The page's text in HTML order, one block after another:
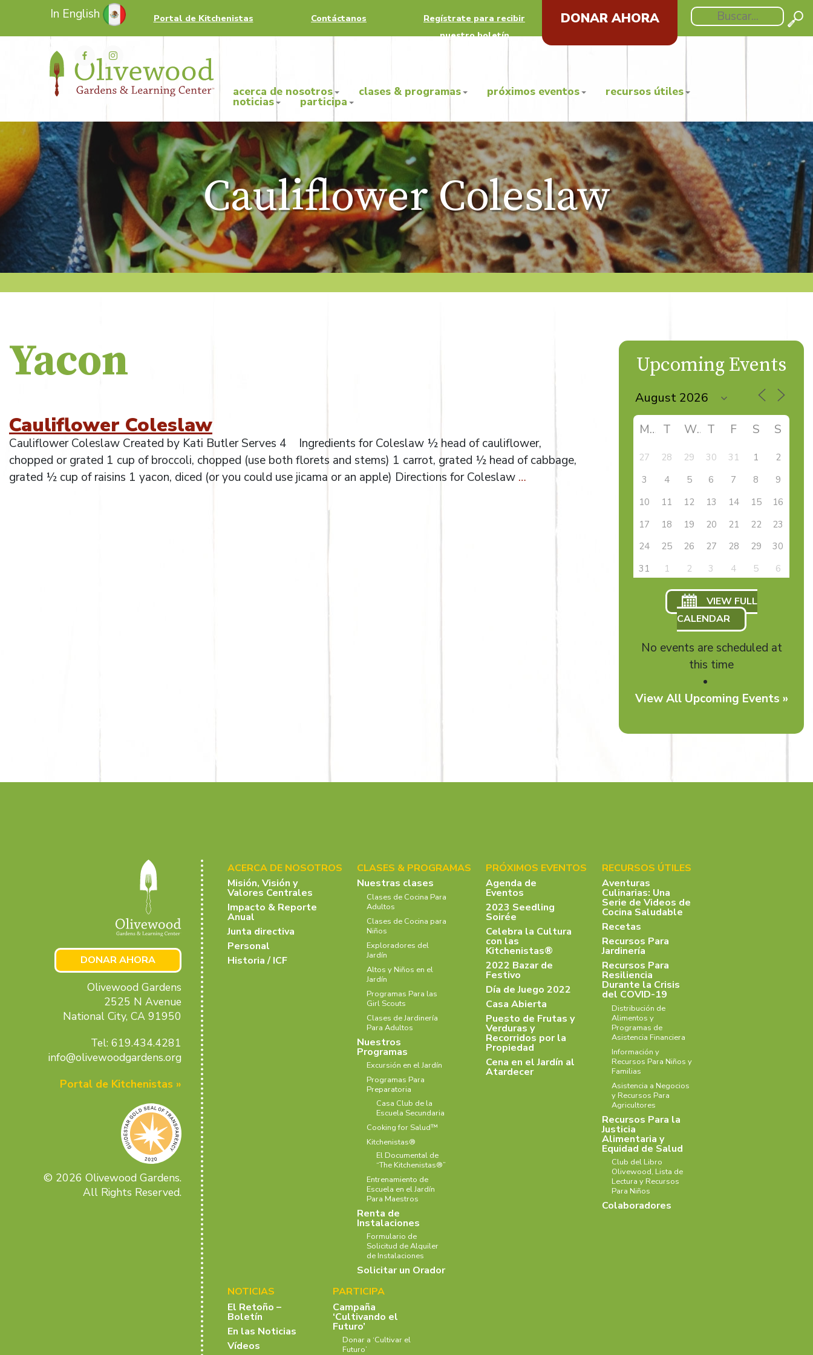
In English Portal de Kitchenistas Contáctanos
Regístrate para recibir
nuestro boletín
DONAR AHORA
acerca de nosotros clases & programas próximos eventos recursos útiles
noticias participa
Cauliflower Coleslaw
Yacon
Cauliflower Coleslaw
Cauliflower Coleslaw Created by Kati Butler Serves 4 Ingredients for Coleslaw ½ head of cauliflower,
chopped or grated 1 cup of broccoli, chopped (use both florets and stems) 1 carrot, grated ½ head of cabbage,
grated ½ cup of raisins 1 yacon, diced (or you could use jicama or an apple) Directions for Coleslaw …
Upcoming Events
M T W T F S S
27 28 29 30 31 1
2
3
4 5 6 7 8
9
10
11 12 13 14 15
16
17
18 19 20 21 22
23
24
25 26 27 28 29
30
31
1 2 3 4 5 6
VIEW FULL
CALENDAR
No events are scheduled at
this time
View All Upcoming Events »
DONAR AHORA
Olivewood Gardens
2525 N Avenue
National City, CA 91950
Tel: 619.434.4281
info@olivewoodgardens.org
Portal de Kitchenistas »
© 2026 Olivewood Gardens.
All Rights Reserved.
ACERCA DE NOSOTROS
Misión, Visión y
Valores Centrales
Impacto & Reporte
Anual
Junta directiva
Personal
Historia / ICF
CLASES & PROGRAMAS
Nuestras clases
Clases de Cocina Para
Adultos
Clases de Cocina para
Niños
Exploradores del
Jardín
Altos y Niños en el
Jardín
Programas Para las
Girl Scouts
Clases de Jardinería
Para Adultos
Nuestros
Programas
Excursión en el Jardín
Programas Para
Preparatoria
Casa Club de la
Escuela Secundaria
Cooking for Salud™
Kitchenistas®
El Documental de
“The Kitchenistas®”
Entrenamiento de
Escuela en el Jardín
Para Maestros
Renta de
Instalaciones
Formulario de
Solicitud de Alquiler
de Instalaciones
Solicitar un Orador
PRÓXIMOS EVENTOS
Agenda de
Eventos
2023 Seedling
Soirée
Celebra la Cultura
con las
Kitchenistas®
2022 Bazar de
Festivo
Día de Juego 2022
Casa Abierta
Puesto de Frutas y
Verduras y
Recorridos por la
Propiedad
Cena en el Jardín al
Atardecer
RECURSOS ÚTILES
Aventuras
Culinarias: Una
Serie de Videos de
Cocina Saludable
Recetas
Recursos Para
Jardinería
Recursos Para
Resiliencia
Durante la Crisis
del COVID-19
Distribución de
Alimentos y
Programas de
Asistencia Financiera
Información y
Recursos Para Niños y
Familias
Asistencia a Negocios
y Recursos Para
Agricultores
Recursos Para la
Justicia
Alimentaria y
Equidad de Salud
Club del Libro
Olivewood, Lista de
Lectura y Recursos
Para Niños
Colaboradores
NOTICIAS
El Retoño –
Boletín
En las Noticias
Vídeos
PARTICIPA
Campaña
‘Cultivando el
Futuro’
Donar a ‘Cultivar el
Futuro’